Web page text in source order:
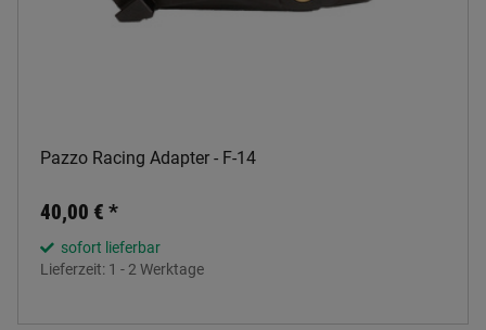
Pazzo Racing Adapter - F-14
40,00 € *
sofort lieferbar
Lieferzeit: 1 - 2 Werktage